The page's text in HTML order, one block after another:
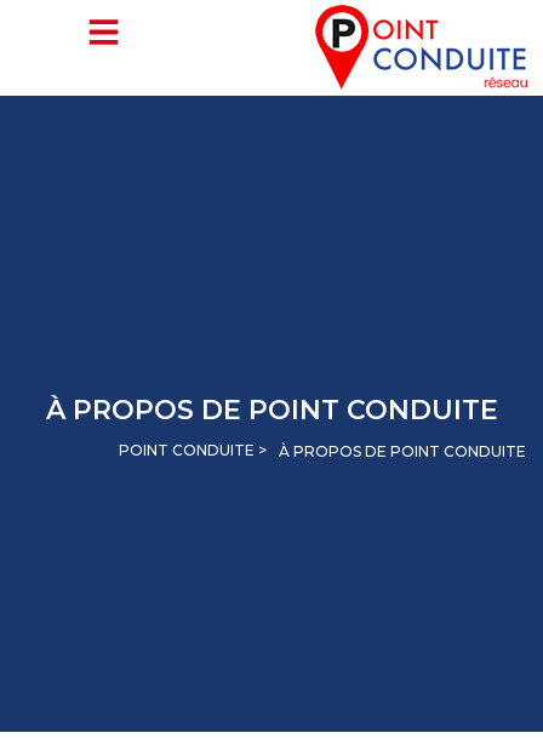
À PROPOS DE POINT CONDUITE
POINT CONDUITE > À PROPOS DE POINT CONDUITE